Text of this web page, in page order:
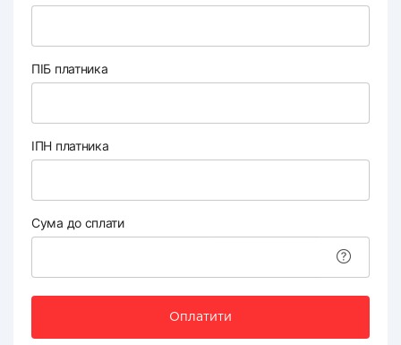
ПІБ платника
ІПН платника
Сума до сплати
Оплатити